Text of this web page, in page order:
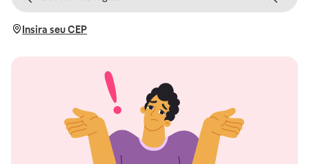
Insira seu CEP